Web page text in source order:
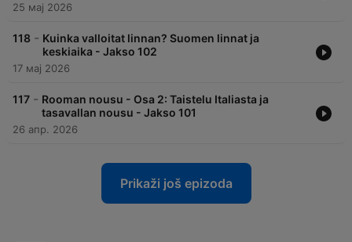
25 мај 2026
118 - Kuinka valloitat linnan? Suomen linnat ja
keskiaika - Jakso 102
17 мај 2026
117 - Rooman nousu - Osa 2: Taistelu Italiasta ja
tasavallan nousu - Jakso 101
26 апр. 2026
Prikaži još epizoda